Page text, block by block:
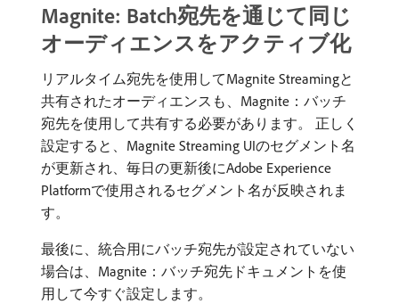
Magnite: Batch宛先を通じて同じ
オーディエンスをアクティブ化
リアルタイム宛先を使用してMagnite Streamingと
共有されたオーディエンスも、Magnite：バッチ
宛先を使用して共有する必要があります。 正しく
設定すると、Magnite Streaming UIのセグメント名
が更新され、毎日の更新後にAdobe Experience
Platformで使用されるセグメント名が反映されま
す。
最後に、統合用にバッチ宛先が設定されていない
場合は、Magnite：バッチ宛先ドキュメントを使
用して今すぐ設定します。